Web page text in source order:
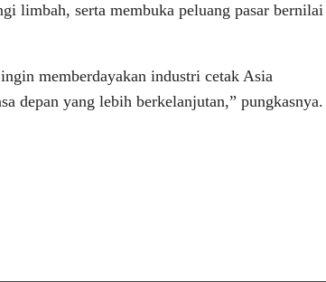
limbah, serta membuka peluang pasar bernilai
memberdayakan industri cetak Asia
depan yang lebih berkelanjutan,” pungkasnya.